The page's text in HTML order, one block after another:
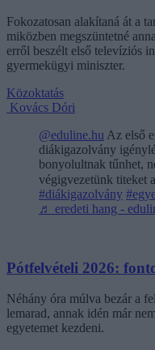
Fokozatosan alakítaná át a
miközben megszüntetné
erről beszélt első televíziós
gyermekügyi miniszter.
Közoktatás
Kovács Dóri
@eduline.hu Az első
diákigazolvány
bonyolultnak tűnhet,
végigvezetünk titeket
#diákigazolvány
♬ eredeti hang -
Pótfelvételi 2026:
Néhány óra múlva bezár a
lemarad, annak idén már
egyetemet kezdeni.